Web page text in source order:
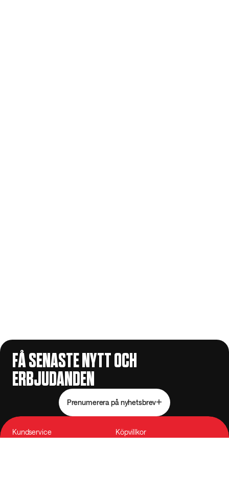
FÅ SENASTE NYTT OCH
ERBJUDANDEN
Prenumerera på nyhetsbrev
Kundservice
Köpvillkor